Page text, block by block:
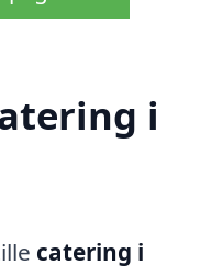
i
catering i